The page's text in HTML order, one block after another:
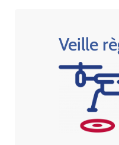
Veille